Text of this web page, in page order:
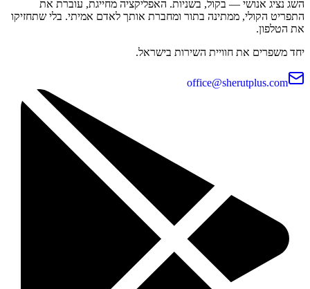
השג נציג אנושי — בקול, בשניות. האפליקציה מחייגת, עוברת את
התפריט הקולי, ממתינה בתור ומחברת אותך לאדם אמיתי. בלי שתחזיקו
את הטלפון.
יחד משפרים את חוויית השירות בישראל.
office@sherutplus.com